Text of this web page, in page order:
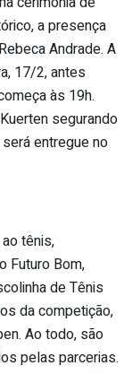
a presença
Andrade. A
17/2, antes
às 19h.
segurando
entregue no
tênis,
Futuro Bom,
de Tênis
da competição,
Ao todo, são
pelas parcerias.